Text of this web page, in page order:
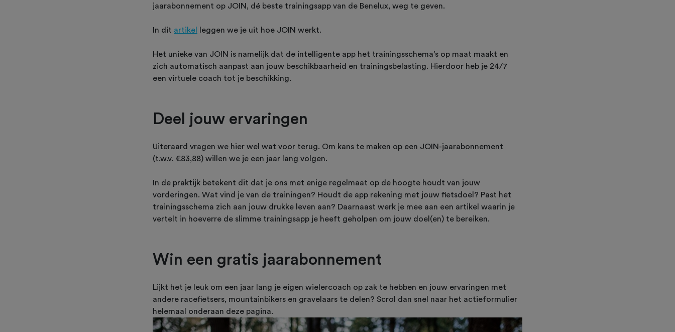
jaarabonnement op JOIN, dé beste trainingsapp van de Benelux, weg te geven.
In dit artikel leggen we je uit hoe JOIN werkt.
Het unieke van JOIN is namelijk dat de intelligente app het trainingsschema’s op maat maakt en
zich automatisch aanpast aan jouw beschikbaarheid en trainingsbelasting. Hierdoor heb je 24/7
een virtuele coach tot je beschikking.
Deel jouw ervaringen
Uiteraard vragen we hier wel wat voor terug. Om kans te maken op een JOIN-jaarabonnement
(t.w.v. €83,88) willen we je een jaar lang volgen.
In de praktijk betekent dit dat je ons met enige regelmaat op de hoogte houdt van jouw
vorderingen. Wat vind je van de trainingen? Houdt de app rekening met jouw fietsdoel? Past het
trainingsschema zich aan jouw drukke leven aan? Daarnaast werk je mee aan een artikel waarin je
vertelt in hoeverre de slimme trainingsapp je heeft geholpen om jouw doel(en) te bereiken.
Win een gratis jaarabonnement
Lijkt het je leuk om een jaar lang je eigen wielercoach op zak te hebben en jouw ervaringen met
andere racefietsers, mountainbikers en gravelaars te delen? Scrol dan snel naar het actieformulier
helemaal onderaan deze pagina.